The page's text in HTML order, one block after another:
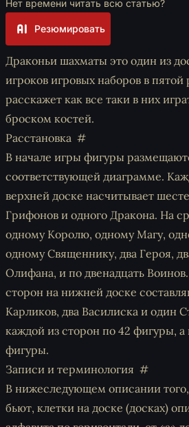
Нет времени читать всю статью?
Резюмировать
Драконьи шахматы это один из
игроков игровых наборов в пятой
расскажет как все таки в них
броском костей.
Расстановка
В начале игры фигуры
соответствующей диаграмме.
верхней доске насчитывает
Грифонов и одного Дракона. На
одному Королю, одному Магу,
одному Священнику, два Героя,
Олифана, и по двенадцать
сторон на нижней доске
Карликов, два Василиска и один
каждой из сторон по 42 фигуры, а
фигуры.
Записи и терминология
В нижеследующем описании
бьют, клетки на доске (досках)